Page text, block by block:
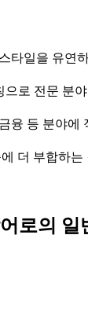
타일을 유연
로 전문 분
융 등 분야에
더 부합하는
로의 일